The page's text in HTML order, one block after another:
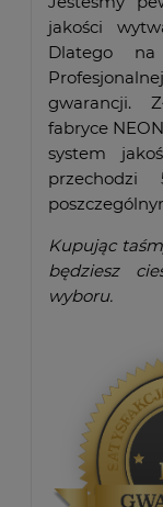
jakości
Dlatego
gwarancji.
fabryce
system
Kupując
będziesz
wyboru.